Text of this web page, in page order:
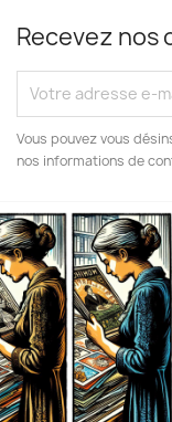
Recevez nos
Vous pouvez vous
nos informations de